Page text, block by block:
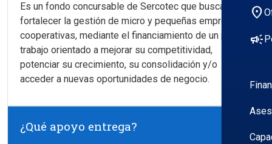
location_on
campaign
Es un fondo concursable de Sercotec que busca
fortalecer la gestión de micro y pequeñas empresas y
cooperativas, mediante el financiamiento de un plan de
trabajo orientado a mejorar su competitividad,
potenciar su crecimiento, su consolidación y/o
acceder a nuevas oportunidades de negocio.
¿Qué apoyo entrega?